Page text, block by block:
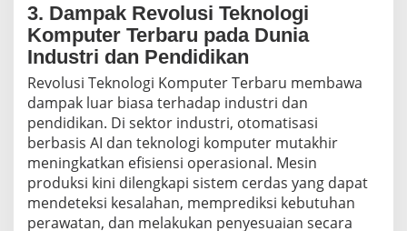
3. Dampak Revolusi Teknologi
Komputer Terbaru pada Dunia
Industri dan Pendidikan
Revolusi Teknologi Komputer Terbaru membawa
dampak luar biasa terhadap industri dan
pendidikan. Di sektor industri, otomatisasi
berbasis AI dan teknologi komputer mutakhir
meningkatkan efisiensi operasional. Mesin
produksi kini dilengkapi sistem cerdas yang dapat
mendeteksi kesalahan, memprediksi kebutuhan
perawatan, dan melakukan penyesuaian secara